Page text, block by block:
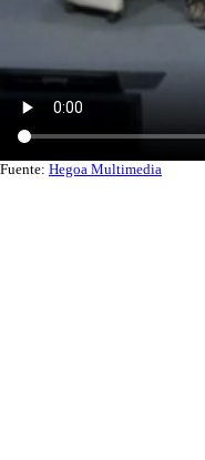
Fuente: Hegoa Multimedia